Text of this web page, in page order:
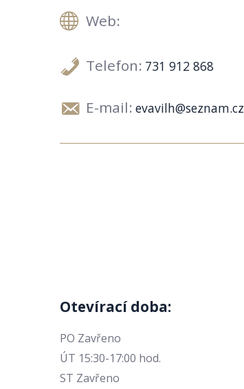
Web:
Telefon: 731 912 868
E-mail: evavilh@seznam.cz
Otevírací doba:
PO Zavřeno
ÚT 15:30-17:00 hod.
ST Zavřeno